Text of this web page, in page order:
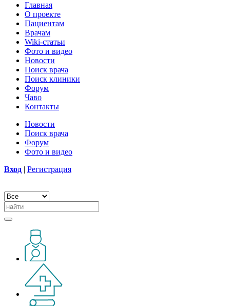
Главная
О проекте
Пациентам
Врачам
Wiki-статьи
Фото и видео
Новости
Поиск врача
Поиск клиники
Форум
Чаво
Контакты
Новости
Поиск врача
Форум
Фото и видео
Вход | Регистрация